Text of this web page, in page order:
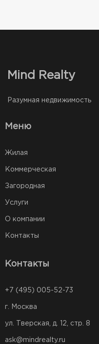
Mind Realty
Разумная недвижимость
Меню
Жилая
Коммерческая
Загородная
Услуги
О компании
Контакты
Контакты
+7 (495) 005-52-73
г. Москва
ул. Тверская, д. 12, стр. 8
ask@mindrealty.ru